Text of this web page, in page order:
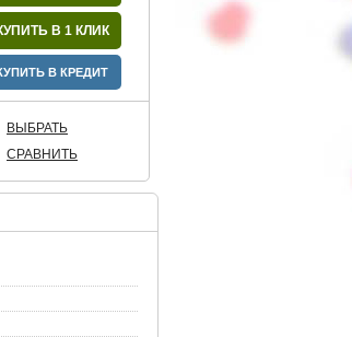
В 1 КЛИК
В КРЕДИТ
ВЫБРАТЬ
СРАВНИТЬ